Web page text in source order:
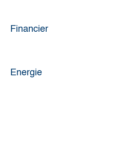
Financier
Energie